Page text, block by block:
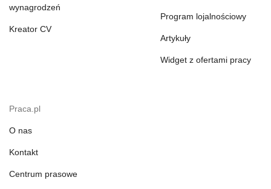
wynagrodzeń
Kreator CV
Program lojalnościowy
Artykuły
Widget z ofertami pracy
Praca.pl
O nas
Kontakt
Centrum prasowe